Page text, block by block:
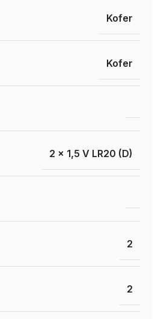
Kofer
Kofer
2 x 1,5 V LR20 (D)
2
2